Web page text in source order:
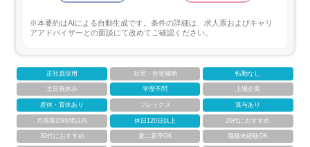
※本要約はAIによる自動生成です。条件の詳細は、求人票およびキャリ
アアドバイザーとの面談にて改めてご確認ください。
正社員採用 社宅・住宅補助 転勤なし
土日祝休み 学歴不問 上場企業
産休・育休あり フレックス 賞与あり
月残業20時間以内 休日120日以上 20代におすすめ
30代におすすめ 第二新卒OK 職種未経験OK